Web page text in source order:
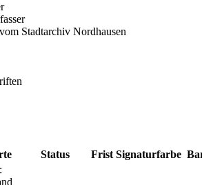
Stadtarchiv Nordhausen
Status Frist Signaturfarbe